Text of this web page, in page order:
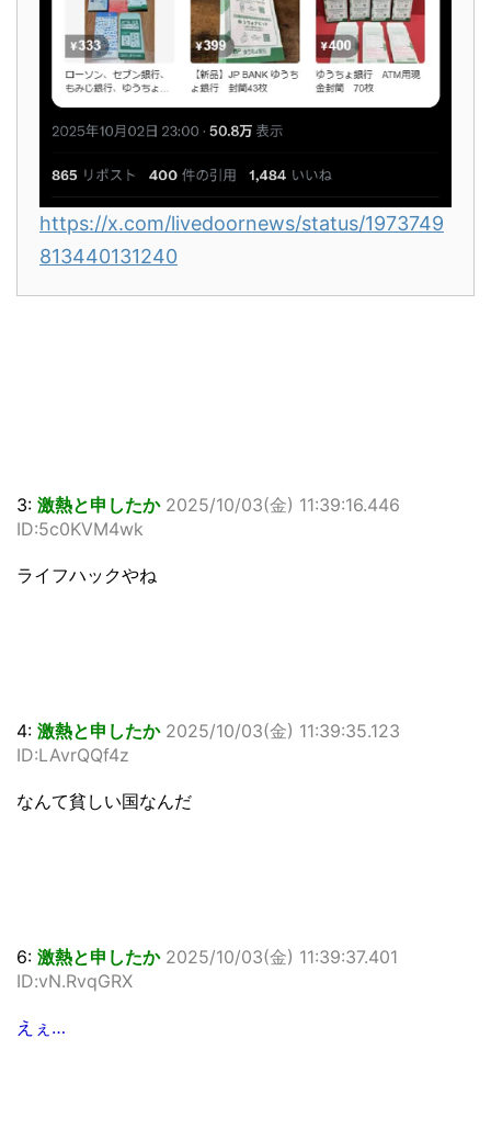
https://x.com/livedoornews/status/1973749
813440131240
3: 激熱と申したか 2025/10/03(金) 11:39:16.446
ID:5c0KVM4wk
ライフハックやね
4: 激熱と申したか 2025/10/03(金) 11:39:35.123
ID:LAvrQQf4z
なんて貧しい国なんだ
6: 激熱と申したか 2025/10/03(金) 11:39:37.401
ID:vN.RvqGRX
えぇ…